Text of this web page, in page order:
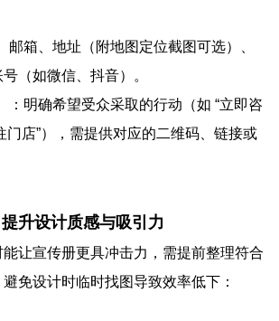
邮箱、地址（附地图定位截图可选）、
（如微信、抖音）。
：明确希望受众采取的行动（如 “立即咨
门店”），需提供对应的二维码、链接或
升设计质感与吸引力
让宣传册更具冲击力，需提前整理符合
免设计时临时找图导致效率低下：